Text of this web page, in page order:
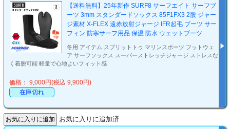
【送料無料】25年新作 SURF8 サーフエイト サーフブ
ーツ 3mm スタンダードソックス 85F1FX3 2股 ジャー
ジ素材 X-FLEX 遠赤放射ジャージ IFR起毛 ブーツ サー
フィン 防寒サーフ用品 保温 防水 ウェットブーツ
冬用 アイテム スプリットトゥ マリンスポーツ フットウェ
ア サーフソックス スーパーストレッチジャージ ストレスな
く着脱可能 軽量で心地よいフィット感
価格： 9,000円(税込 9,900円)
在庫切れ
お気に入りに追加済